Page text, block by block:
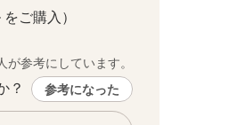
ご購入）
が参考にしています。
？ 参考になった